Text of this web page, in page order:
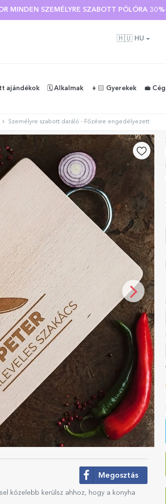
MINDEN SZEMÉLYRE SZABOTT PÓLÓRA
🇭🇺 HU
ajándékok 🗓️ Alkalmak 👧🏻 Gyerekek 💼
Személyre szabott daráló - Főzésre engedélyezett
Megosztás
közelebb kerülsz ahhoz, hogy a konyha